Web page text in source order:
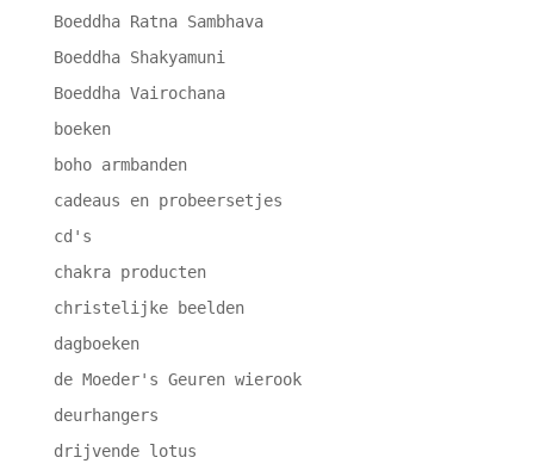
Boeddha Ratna Sambhava
Boeddha Shakyamuni
Boeddha Vairochana
boeken
boho armbanden
cadeaus en probeersetjes
cd's
chakra producten
christelijke beelden
dagboeken
de Moeder's Geuren wierook
deurhangers
drijvende lotus